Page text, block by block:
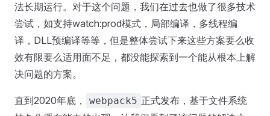
法长期运行。对于这个问题，我们在过去也做了很多技术
尝试，如支持watch:prod模式，局部编译，多线程编
译，DLL预编译等等，但是整体尝试下来这些方案要么收
效有限要么适用面不足，都没能探索到一个能从根本上解
决问题的方案。
直到2020年底， webpack5 正式发布，基于文件系统